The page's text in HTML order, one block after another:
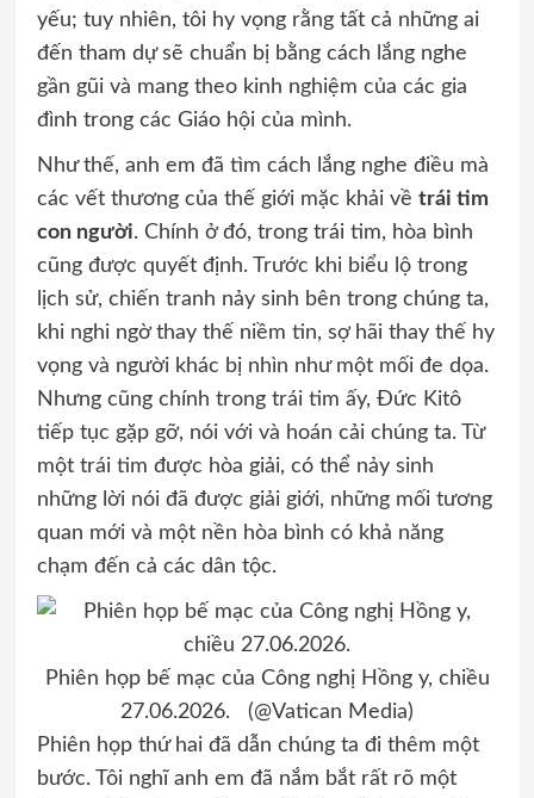
yếu; tuy nhiên, tôi hy vọng rằng tất cả những ai
đến tham dự sẽ chuẩn bị bằng cách lắng nghe
gần gũi và mang theo kinh nghiệm của các gia
đình trong các Giáo hội của mình.
Như thế, anh em đã tìm cách lắng nghe điều mà
các vết thương của thế giới mặc khải về trái tim
con người. Chính ở đó, trong trái tim, hòa bình
cũng được quyết định. Trước khi biểu lộ trong
lịch sử, chiến tranh nảy sinh bên trong chúng ta,
khi nghi ngờ thay thế niềm tin, sợ hãi thay thế hy
vọng và người khác bị nhìn như một mối đe dọa.
Nhưng cũng chính trong trái tim ấy, Đức Kitô
tiếp tục gặp gỡ, nói với và hoán cải chúng ta. Từ
một trái tim được hòa giải, có thể nảy sinh
những lời nói đã được giải giới, những mối tương
quan mới và một nền hòa bình có khả năng
chạm đến cả các dân tộc.
Phiên họp bế mạc của Công nghị Hồng y, chiều
27.06.2026. (@Vatican Media)
Phiên họp thứ hai đã dẫn chúng ta đi thêm một
bước. Tôi nghĩ anh em đã nắm bắt rất rõ một